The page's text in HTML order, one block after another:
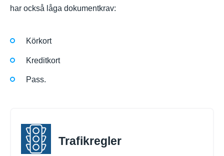
har också låga dokumentkrav:
Körkort
Kreditkort
Pass.
Trafikregler